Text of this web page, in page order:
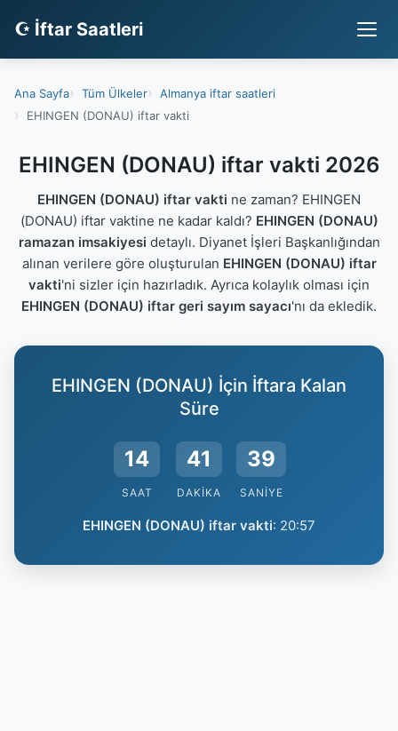
☪ İftar Saatleri
Ana Sayfa Tüm Ülkeler
Almanya iftar saatleri
EHINGEN (DONAU) iftar vakti
EHINGEN (DONAU) iftar vakti 2026
EHINGEN (DONAU) iftar vakti ne zaman? EHINGEN
(DONAU) iftar vaktine ne kadar kaldı? EHINGEN (DONAU)
ramazan imsakiyesi detaylı. Diyanet İşleri Başkanlığından
alınan verilere göre oluşturulan EHINGEN (DONAU) iftar
vakti'ni sizler için hazırladık. Ayrıca kolaylık olması için
EHINGEN (DONAU) iftar geri sayım sayacı'nı da ekledik.
EHINGEN (DONAU) İçin İftara Kalan
Süre
14
SAAT
41
DAKIKA
39
SANIYE
EHINGEN (DONAU) iftar vakti: 20:57